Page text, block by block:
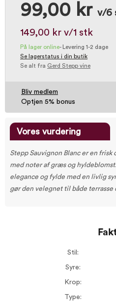
99,00 kr v/6
149,00 kr v/1 stk
På lager online-
Levering 1-2 dage
Se lagerstatus i din butik
Se alt fra Gerd Stepp vine
Bliv medlem
Optjen 5% bonus
Vores vurdering
Stepp Sauvignon Blanc er en frisk
med noter af græs og
elegance og fylde med en livlig
gør den velegnet til både terrasse
Stil:
Syre:
Krop:
Type: